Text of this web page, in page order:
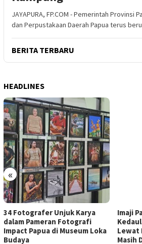
JAYAPURA, FP.COM - Pemerintah Provinsi
dan Perpustakaan Daerah Papua terus
BERITA TERBARU
HEADLINES
«
34 Fotografer Unjuk Karya
dalam Pameran Fotografi
Impact Papua di Museum Loka
Budaya
Imaji
Lewat
Masih